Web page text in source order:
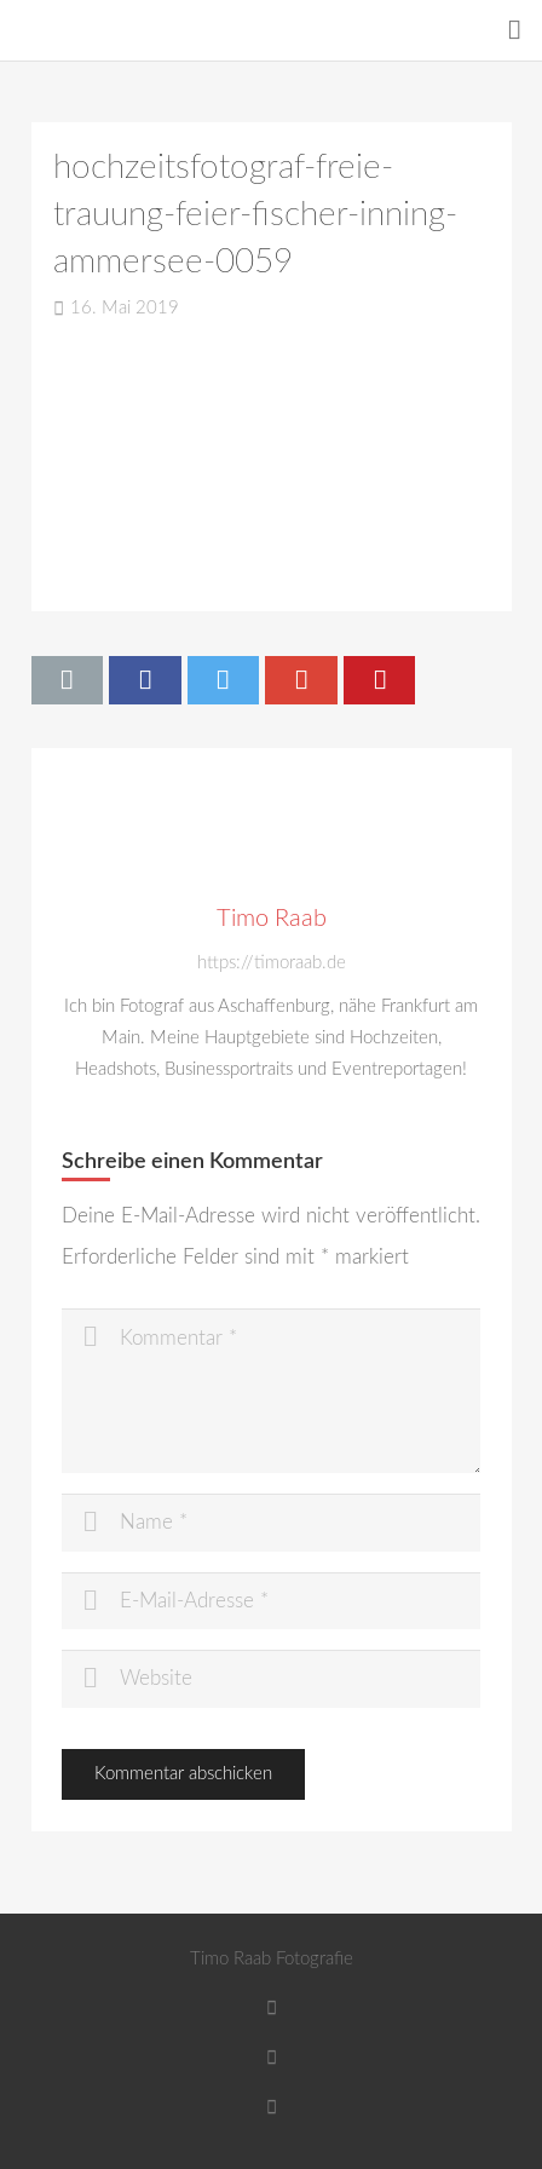
hochzeitsfotograf-freie-
trauung-feier-fischer-inning-
ammersee-0059
16. Mai 2019
Timo Raab
https://timoraab.de
Ich bin Fotograf aus Aschaffenburg, nähe Frankfurt am
Main. Meine Hauptgebiete sind Hochzeiten,
Headshots, Businessportraits und Eventreportagen!
Schreibe einen Kommentar
Deine E-Mail-Adresse wird nicht veröffentlicht.
Erforderliche Felder sind mit * markiert
Timo Raab Fotografie